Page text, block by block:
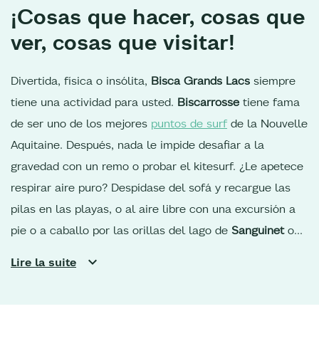
¡Cosas que hacer, cosas que
ver, cosas que visitar!
Divertida, física o insólita, Bisca Grands Lacs siempre
tiene una actividad para usted. Biscarrosse tiene fama
de ser uno de los mejores puntos de surf de la Nouvelle
Aquitaine. Después, nada le impide desafiar a la
gravedad con un remo o probar el kitesurf. ¿Le apetece
respirar aire puro? Despídase del sofá y recargue las
pilas en las playas, o al aire libre con una excursión a
pie o a caballo por las orillas del lago de Sanguineto
es un ciclista apasionado,
Lire la suite